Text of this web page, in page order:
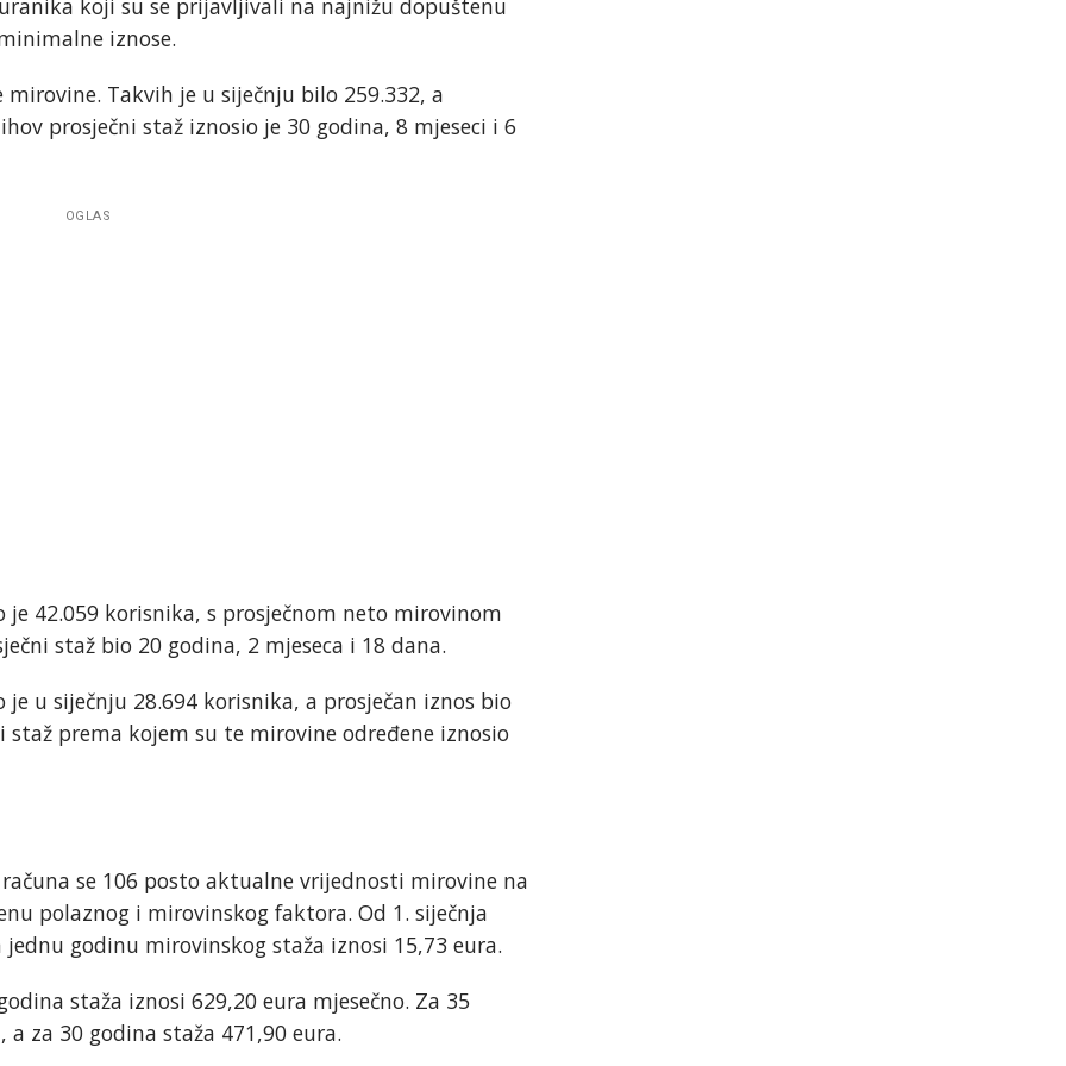
koji su se prijavljivali na najnižu dopuštenu
iznose.
Takvih je u siječnju bilo 259.332, a
prosječni staž iznosio je 30 godina, 8 mjeseci i 6
OGLAS
42.059 korisnika, s prosječnom neto mirovinom
staž bio 20 godina, 2 mjeseca i 18 dana.
u siječnju 28.694 korisnika, a prosječan iznos bio
staž prema kojem su te mirovine određene iznosio
se 106 posto aktualne vrijednosti mirovine na
polaznog i mirovinskog faktora. Od 1. siječnja
godinu mirovinskog staža iznosi 15,73 eura.
staža iznosi 629,20 eura mjesečno. Za 35
za 30 godina staža 471,90 eura.